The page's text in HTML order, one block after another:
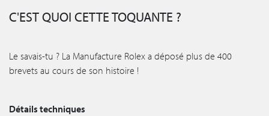
C'EST QUOI CETTE TOQUANTE ?
Le savais-tu ? La Manufacture Rolex a déposé plus de 400
brevets au cours de son histoire !
Détails techniques